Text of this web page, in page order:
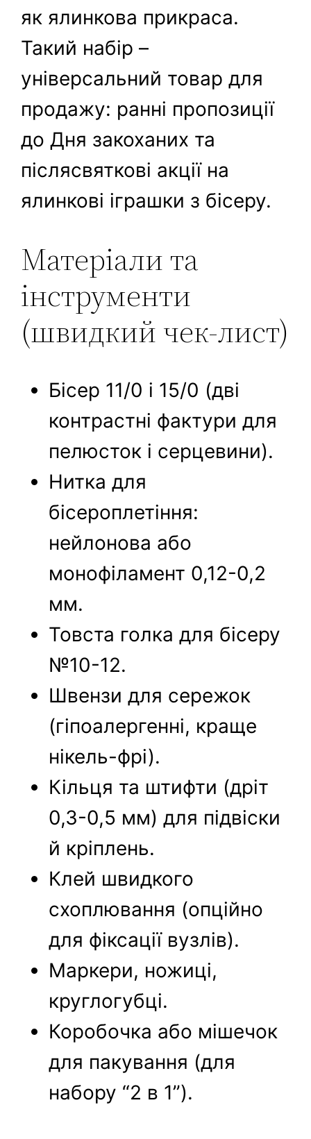
як ялинкова прикраса.
Такий набір –
універсальний товар для
продажу: ранні пропозиції
до Дня закоханих та
післясвяткові акції на
ялинкові іграшки з бісеру.
Матеріали та
інструменти
(швидкий чек-лист)
Бісер 11/0 і 15/0 (дві
контрастні фактури для
пелюсток і серцевини).
Нитка для
бісероплетіння:
нейлонова або
монофіламент 0,12-0,2
мм.
Товста голка для бісеру
№10-12.
Швензи для сережок
(гіпоалергенні, краще
нікель-фрі).
Кільця та штифти (дріт
0,3-0,5 мм) для підвіски
й кріплень.
Клей швидкого
схоплювання (опційно
для фіксації вузлів).
Маркери, ножиці,
круглогубці.
Коробочка або мішечок
для пакування (для
набору “2 в 1”).